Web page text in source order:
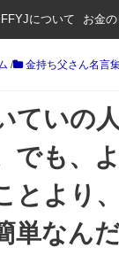
FFYJについて お金
ン
/ 金持ち父さん名言
ていの
でも、
とより
単なんだ